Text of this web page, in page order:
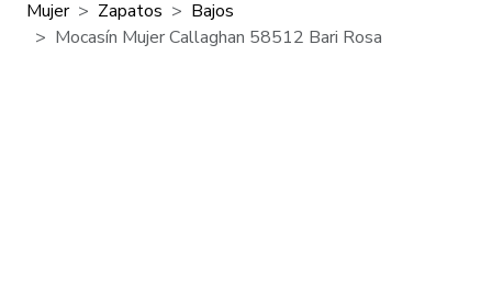
Mujer Zapatos
Bajos
Mocasín Mujer Callaghan 58512 Bari Rosa